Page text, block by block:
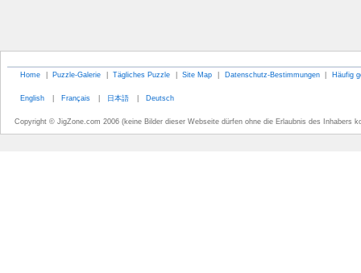
Home | Puzzle-Galerie | Tägliches Puzzle | Site Map | Datenschutz-Bestimmungen | Häufig
English | Français | 日本語 | Deutsch
Copyright © JigZone.com 2006 (keine Bilder dieser Webseite dürfen ohne die Erlaubnis des Inhabers